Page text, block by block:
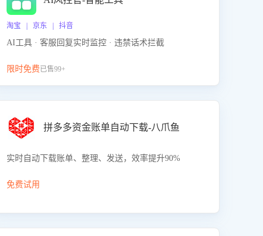
淘宝 | 京东 | 抖音
AI工具 · 客服回复实时监控 · 违禁话术拦截
限时免费已售99+
拼多多资金账单自动下载-八爪鱼
实时自动下载账单、整理、发送，效率提升90%
免费试用